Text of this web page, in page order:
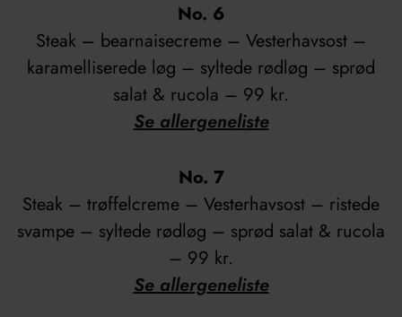
No. 6
Steak – bearnaisecreme – Vesterhavsost –
karamelliserede løg – syltede rødløg – sprød
salat & rucola – 99 kr.
Se allergeneliste
No. 7
Steak – trøffelcreme – Vesterhavsost – ristede
svampe – syltede rødløg – sprød salat & rucola
– 99 kr.
Se allergeneliste